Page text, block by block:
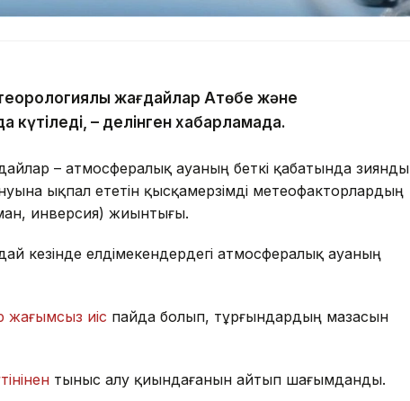
жағдайлар Ақтөбе және
күтіледі, – делінген хабарламада.
– атмосфералық ауаның беткі қабатында зиянды
ықпал ететін қысқамерзімді метеофакторлардың
инверсия) жиынтығы.
кезінде елдімекендердегі атмосфералық ауаның
жағымсыз иіс пайда болып, тұрғындардың мазасын
тыныс алу қиындағанын айтып шағымданды.